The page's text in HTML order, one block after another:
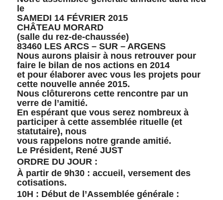
le
SAMEDI 14 FÉVRIER 2015
CHÂTEAU MORARD
(salle du rez-de-chaussée)
83460 LES ARCS – SUR – ARGENS
Nous aurons plaisir à nous retrouver pour
faire le bilan de nos actions en 2014
et pour élaborer avec vous les projets pour
cette nouvelle année 2015.
Nous clôturerons cette rencontre par un
verre de l’amitié.
En espérant que vous serez nombreux à
participer à cette assemblée rituelle (et
statutaire), nous
vous rappelons notre grande amitié.
Le Président, René JUST
ORDRE DU JOUR :
À partir de 9h30 : accueil, versement des
cotisations.
10H : Début de l’Assemblée générale :